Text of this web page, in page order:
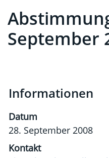
September
Informationen
Datum
28. September 2008
Kontakt